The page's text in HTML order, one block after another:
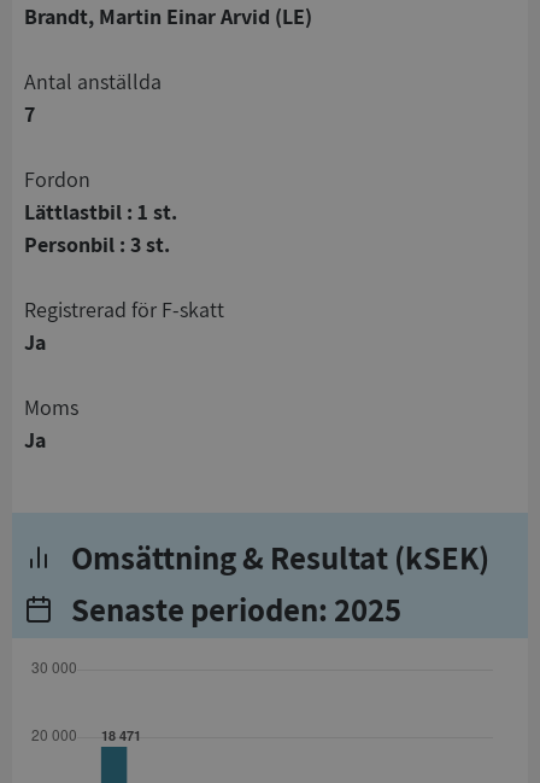
Brandt, Martin Einar Arvid (LE)
Antal anställda
7
Fordon
Lättlastbil : 1 st.
Personbil : 3 st.
registrerad för F-skatt
Ja
Moms
Ja
Omsättning & Resultat (kSEK)
Senaste perioden: 2025